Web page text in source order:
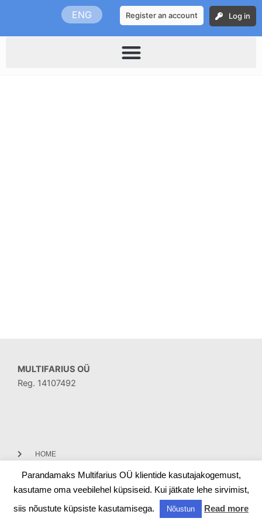
content
ENG Register an account Log in
MULTIFARIUS OÜ
Reg. 14107492
HOME
CONTACT
Parandamaks Multifarius OÜ klientide kasutajakogemust,
kasutame oma veebilehel küpsiseid. Kui jätkate lehe sirvimist,
siis nõustute küpsiste kasutamisega.
Nõustun Read more